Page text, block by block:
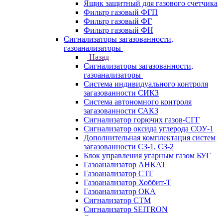
Ящик защитный для газового счетчика
Фильтр газовый ФГП
Фильтр газовый ФГ
Фильтр газовый ФН
Сигнализаторы загазованности,
газоанализаторы
Назад
Сигнализаторы загазованности,
газоанализаторы
Система индивидуального контроля
загазованности СИКЗ
Система автономного контроля
загазованности САКЗ
Сигнализатор горючих газов-СГГ
Сигнализатор оксида углерода СОУ-1
Дополнительная комплектация систем
загазованности СЗ-1, СЗ-2
Блок управления угарным газом БУГ
Газоанализатор АНКАТ
Газоанализатор СТГ
Газоанализатор Хоббит-Т
Газоанализатор ОКА
Сигнализатор СТМ
Сигнализатор SEITRON